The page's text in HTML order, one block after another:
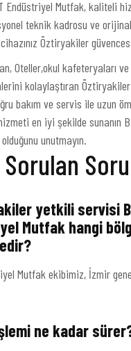
Endüstriyel Mutfak, kaliteli
teknik kadrosu ve
cihazınız Öztiryakiler
Oteller,okul kafeteryaları
kolaylaştıran
bakım ve servis ile uzun
en iyi şekilde sunanın
unutmayın.
Sorulan
yetkili servisi
Mutfak hangi
Mutfak ekibimiz, İzmir
ne kadar